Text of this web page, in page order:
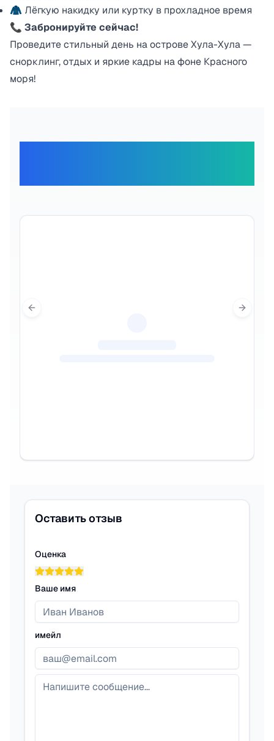
🧥 Лёгкую накидку или куртку в прохладное время
📞 Забронируйте сейчас!
Проведите стильный день на острове Хула-Хула —
снорклинг, отдых и яркие кадры на фоне Красного
моря!
Previous slide Next
Оставить отзыв
Оценка
Ваше имя
имейл